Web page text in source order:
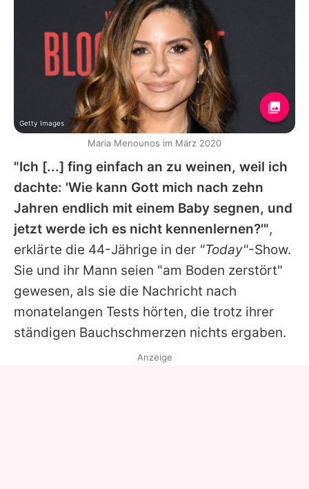
"Ich [...] fing einfach an zu weinen, weil ich
dachte: 'Wie kann Gott mich nach zehn
Jahren endlich mit einem Baby segnen, und
jetzt werde ich es nicht kennenlernen?'",
erklärte die 44-Jährige in der "Today"-Show.
Sie und ihr Mann seien "am Boden zerstört"
gewesen, als sie die Nachricht nach
monatelangen Tests hörten, die trotz ihrer
ständigen Bauchschmerzen nichts ergaben.
Getty Images
Maria Menounos im März 2020
Anzeige